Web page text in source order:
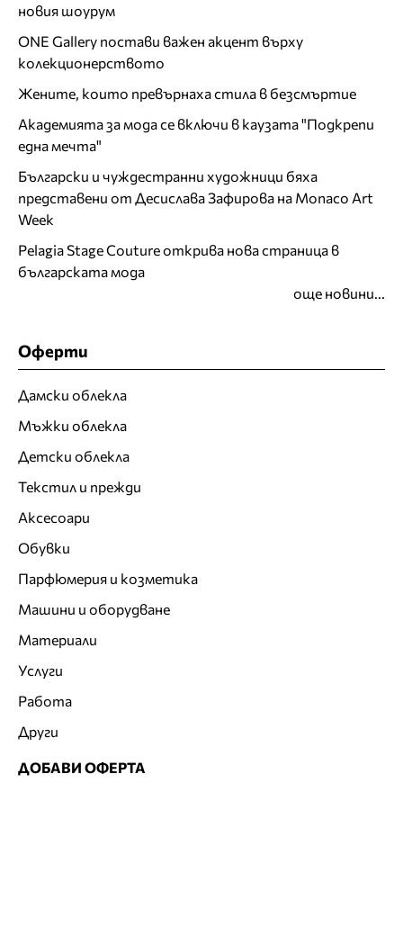
новия шоурум
ONE Gallery постави важен акцент върху
колекционерството
Жените, които превърнаха стила в безсмъртие
Академията за мода се включи в каузата "Подкрепи
една мечта"
Български и чуждестранни художници бяха
представени от Десислава Зафирова на Monaco Art
Week
Pelagia Stage Couture открива нова страница в
българската мода
още новини...
Оферти
Дамски облекла
Мъжки облекла
Детски облекла
Текстил и прежди
Аксесоари
Обувки
Парфюмерия и козметика
Машини и оборудване
Материали
Услуги
Работа
Други
ДОБАВИ ОФЕРТА